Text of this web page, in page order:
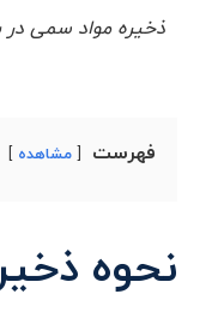
ذخیره مواد سمی در
فهرست مشاهده
نحوه